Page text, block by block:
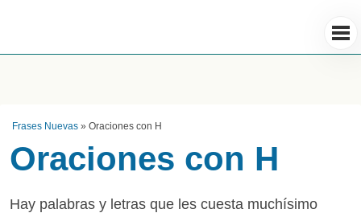
Frases Nuevas » Oraciones con H
Oraciones con H
Hay palabras y letras que les cuesta muchísimo